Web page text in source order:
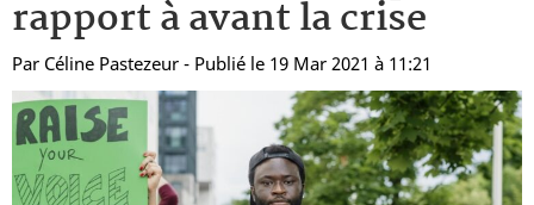
rapport à avant la crise
Par Céline Pastezeur - Publié le 19 Mar 2021 à 11:21